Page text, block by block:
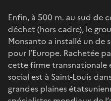
Enfin, à 500 m. au sud de
déchet (hors cadre), le
Monsanto a installé un de
pour l’Europe. Rachetée
cette firme transnationale
social est à Saint-Louis
grandes plaines